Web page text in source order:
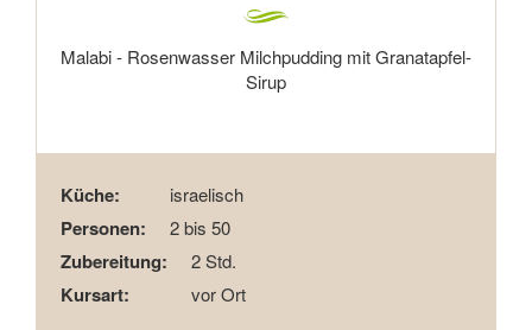
Malabi - Rosenwasser Milchpudding mit Granatapfel-
Sirup
Küche: israelisch
Personen: 2 bis 50
Zubereitung: 2 Std.
Kursart: vor Ort